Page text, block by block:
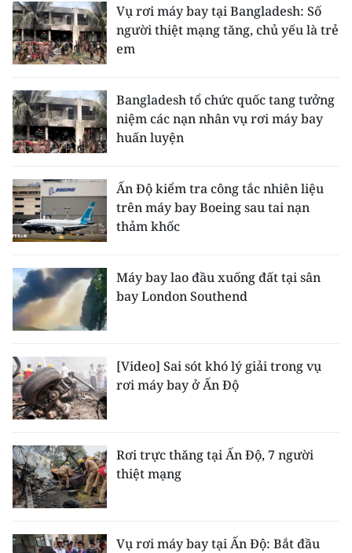
Media Du lịch
Media Thế giới
Media Giáo dục
Media Y tế
Media Khoa học - Công nghệ
Media Môi trường
Infographic
TIN ĐỊA PHƯƠNG
Trung du và miền núi phía Bắc
Đồng bằng sông Hồng
Bắc Trung Bộ
Nguyên
Vụ rơi máy bay tại Bangladesh: Số
người thiệt mạng tăng, chủ yếu là trẻ
em
Bangladesh tổ chức quốc tang tưởng
niệm các nạn nhân vụ rơi máy bay
huấn luyện
Ấn Độ kiểm tra công tắc nhiên liệu
trên máy bay Boeing sau tai nạn
thảm khốc
Máy bay lao đầu xuống đất tại sân
bay London Southend
[Video] Sai sót khó lý giải trong vụ
rơi máy bay ở Ấn Độ
Rơi trực thăng tại Ấn Độ, 7 người
thiệt mạng
Vụ rơi máy bay tại Ấn Độ: Bắt đầu